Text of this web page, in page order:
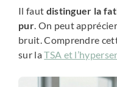
Il faut distinguer la
pur. On peut
bruit. Comprendre
sur laTSA et